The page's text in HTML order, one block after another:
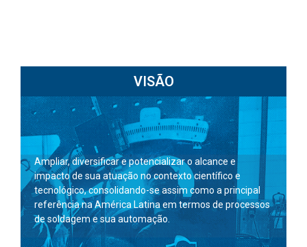
VISÃO
Ampliar, diversificar e potencializar o alcance e
impacto de sua atuação no contexto científico e
tecnológico, consolidando-se assim como a principal
referência na América Latina em termos de processos
de soldagem e sua automação.